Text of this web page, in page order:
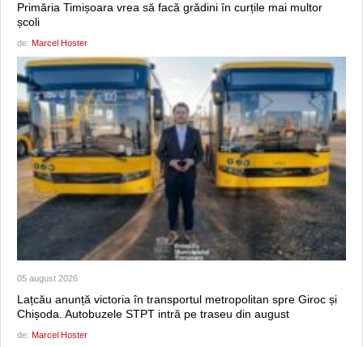
Primăria Timișoara vrea să facă grădini în curțile mai multor
școli
de: Marcel Hoster
05 august 2026
Lațcău anunță victoria în transportul metropolitan spre Giroc și
Chișoda. Autobuzele STPT intră pe traseu din august
de: Marcel Hoster